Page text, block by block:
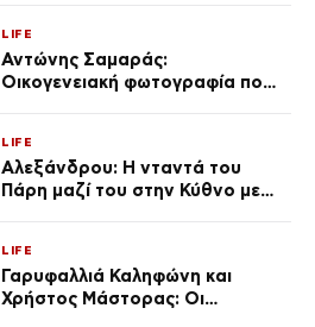
LIFE
Αντώνης Σαμαράς:
Οικογενειακή φωτογραφία που
Λένας
LIFE
Αλεξάνδρου: Η νταντά του
Πάρη μαζί του στην Κύθνο με
LIFE
Γαρυφαλλιά Καληφώνη και
Χρήστος Μάστορας: Οι